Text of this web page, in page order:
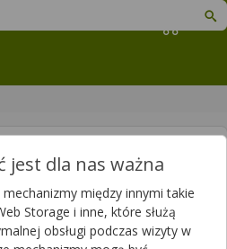
Koszyk
dla nas ważna
między innymi takie
Storage i inne, które służą
obsługi podczas wizyty w